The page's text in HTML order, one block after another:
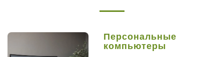
Персональные
компьютеры